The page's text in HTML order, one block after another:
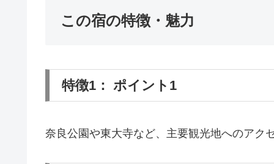
この宿の特徴・魅力
特徴1： ポイント1
奈良公園や東大寺など、主要観光地へのアク